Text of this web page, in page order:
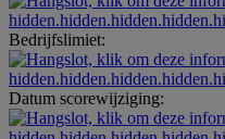
Bedrijfslimiet:
Datum scorewijziging: